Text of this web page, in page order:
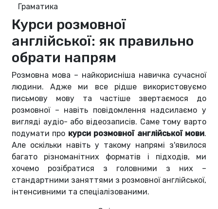
Граматика
Курси розмовної
англійської: як правильно
обрати напрям
Розмовна мова – найкорисніша навичка сучасної
людини. Адже ми все рідше використовуємо
письмову мову та частіше звертаємося до
розмовної – навіть повідомлення надсилаємо у
вигляді аудіо- або відеозаписів. Саме тому варто
подумати про курси розмовної англійської мови.
Але оскільки навіть у такому напрямі з'явилося
багато різноманітних форматів і підходів, ми
хочемо розібратися з головними з них –
стандартними заняттями з розмовної англійської,
інтенсивними та спеціалізованими.